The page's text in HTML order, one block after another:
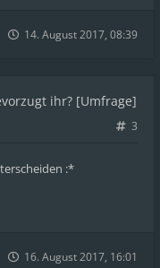
14. August 2017, 08:39
ihr? [Umfrage]
3
:*
16. August 2017, 16:01